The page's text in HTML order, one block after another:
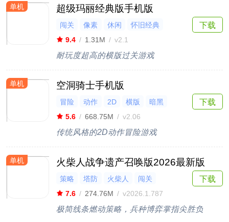
单机 超级玛丽经典版手机版
闯关 像素 休闲
怀旧经典
9.4 / 1.31M / v2.1
耐玩度超高的横版过关游戏
下载
单机 空洞骑士手机版
冒险 动作 2D 横版
暗黑
5.6 / 668.75M / v2.06
传统风格的2D动作冒险游戏
下载
单机 火柴人战争遗产召唤版2026最新版
策略 塔防 火柴人
闯关
7.6 / 274.76M / v2026.1.787
极简线条燃动策略，兵种博弈掌指尖胜负
下载